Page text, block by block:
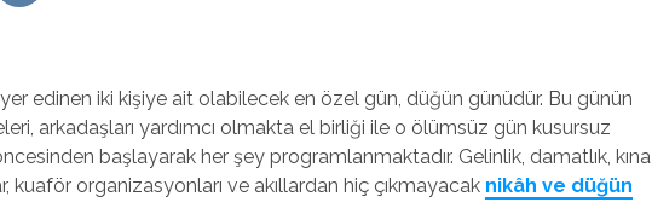
edinen iki kişiye ait olabilecek en özel gün, düğün günüdür. Bu günün
arkadaşları yardımcı olmakta el birliği ile o ölümsüz gün kusursuz
öncesinden başlayarak her şey programlanmaktadır. Gelinlik, damatlık, kına
kuaför organizasyonları ve akıllardan hiç çıkmayacak nikâh ve düğün